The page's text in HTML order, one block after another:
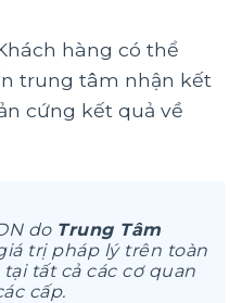
hàng có thể
trung tâm nhận kết
cứng kết quả về
do Trung Tâm
trị pháp lý trên toàn
tất cả các cơ quan
cấp.